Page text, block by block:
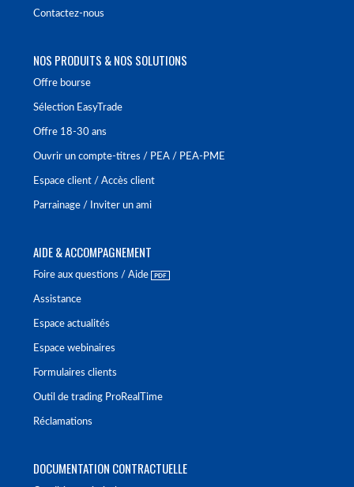
Contactez-nous
NOS PRODUITS & NOS SOLUTIONS
Offre bourse
Sélection EasyTrade
Offre 18-30 ans
Ouvrir un compte-titres / PEA / PEA-PME
Espace client / Accès client
Parrainage / Inviter un ami
AIDE & ACCOMPAGNEMENT
Foire aux questions / Aide
Assistance
Espace actualités
Espace webinaires
Formulaires clients
Outil de trading ProRealTime
Réclamations
DOCUMENTATION CONTRACTUELLE